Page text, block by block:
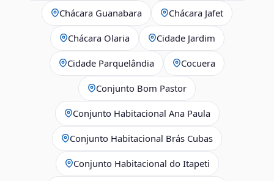
Chácara Guanabara Chácara Jafet
Chácara Olaria Cidade Jardim
Cidade Parquelândia Cocuera
Conjunto Bom Pastor
Conjunto Habitacional Ana Paula
Conjunto Habitacional Brás Cubas
Conjunto Habitacional do Itapeti